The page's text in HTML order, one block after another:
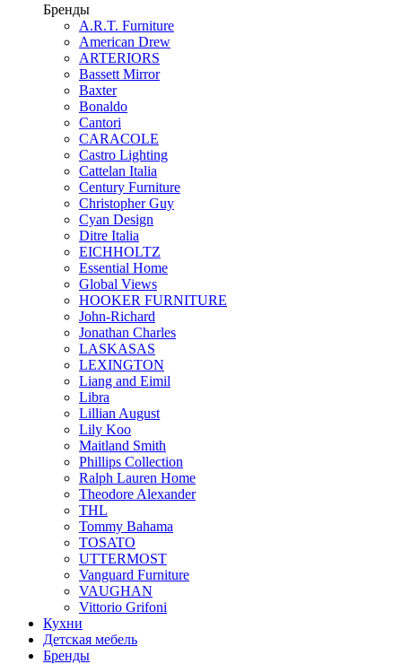
Бренды
A.R.T. Furniture
American Drew
ARTERIORS
Bassett Mirror
Baxter
Bonaldo
Cantori
CARACOLE
Castro Lighting
Cattelan Italia
Century Furniture
Christopher Guy
Cyan Design
Ditre Italia
EICHHOLTZ
Essential Home
Global Views
HOOKER FURNITURE
John-Richard
Jonathan Charles
LASKASAS
LEXINGTON
Liang and Eimil
Libra
Lillian August
Lily Koo
Maitland Smith
Phillips Collection
Ralph Lauren Home
Theodore Alexander
THL
Tommy Bahama
TOSATO
UTTERMOST
Vanguard Furniture
VAUGHAN
Vittorio Grifoni
Кухни
Детская мебель
Бренды